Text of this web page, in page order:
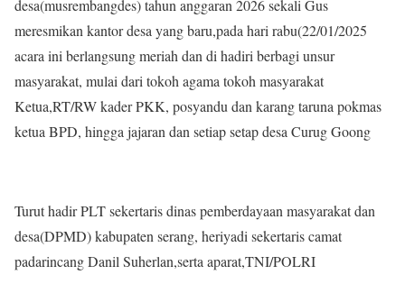
desa(musrembangdes) tahun anggaran 2026 sekali Gus
meresmikan kantor desa yang baru,pada hari rabu(22/01/2025
acara ini berlangsung meriah dan di hadiri berbagi unsur
masyarakat, mulai dari tokoh agama tokoh masyarakat
Ketua,RT/RW kader PKK, posyandu dan karang taruna pokmas
ketua BPD, hingga jajaran dan setiap setap desa Curug Goong
Turut hadir PLT sekertaris dinas pemberdayaan masyarakat dan
desa(DPMD) kabupaten serang, heriyadi sekertaris camat
padarincang Danil Suherlan,serta aparat,TNI/POLRI